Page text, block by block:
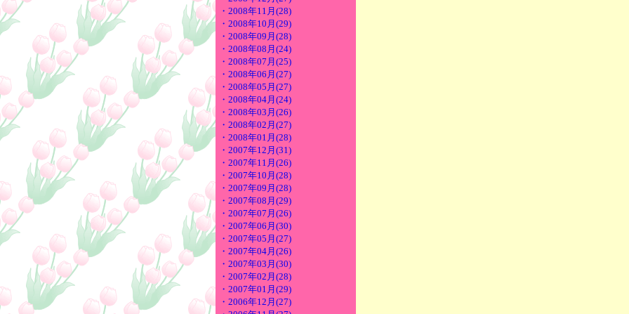
・2008年11月(28)
・2008年10月(29)
・2008年09月(28)
・2008年08月(24)
・2008年07月(25)
・2008年06月(27)
・2008年05月(27)
・2008年04月(24)
・2008年03月(26)
・2008年02月(27)
・2008年01月(28)
・2007年12月(31)
・2007年11月(26)
・2007年10月(28)
・2007年09月(28)
・2007年08月(29)
・2007年07月(26)
・2007年06月(30)
・2007年05月(27)
・2007年04月(26)
・2007年03月(30)
・2007年02月(28)
・2007年01月(29)
・2006年12月(27)